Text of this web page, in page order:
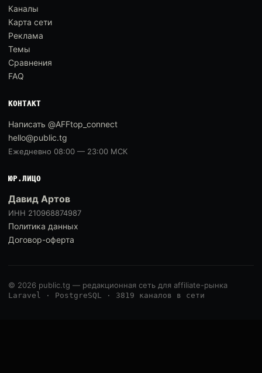
Каналы
Карта сети
Реклама
Темы
Сравнения
FAQ
КОНТАКТ
Написать @AFFtop_connect
hello@public.tg
Ежедневно 08:00 — 23:00 МСК
ЮР.ЛИЦО
Давид Артов
ИНН 210968874987
Политика данных
Договор-оферта
© 2026 public.tg — редакционная сеть для affiliate-рынка
Laravel · PostgreSQL · 3819 каналов в сети